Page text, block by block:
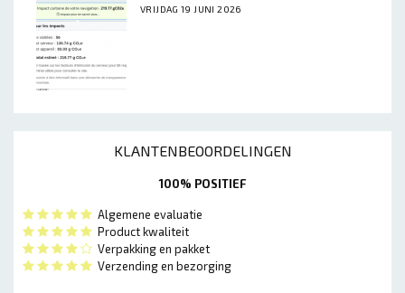
VRIJDAG 19 JUNI 2026
KLANTENBEOORDELINGEN
100% POSITIEF
Algemene evaluatie
Product kwaliteit
Verpakking en pakket
Verzending en bezorging